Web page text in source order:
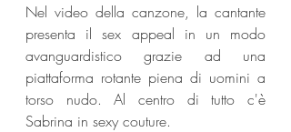
Nel video della canzone, la cantante
presenta il sex appeal in un modo
avanguardistico grazie ad una
piattaforma rotante piena di uomini a
torso nudo. Al centro di tutto c'è
Sabrina in sexy couture.